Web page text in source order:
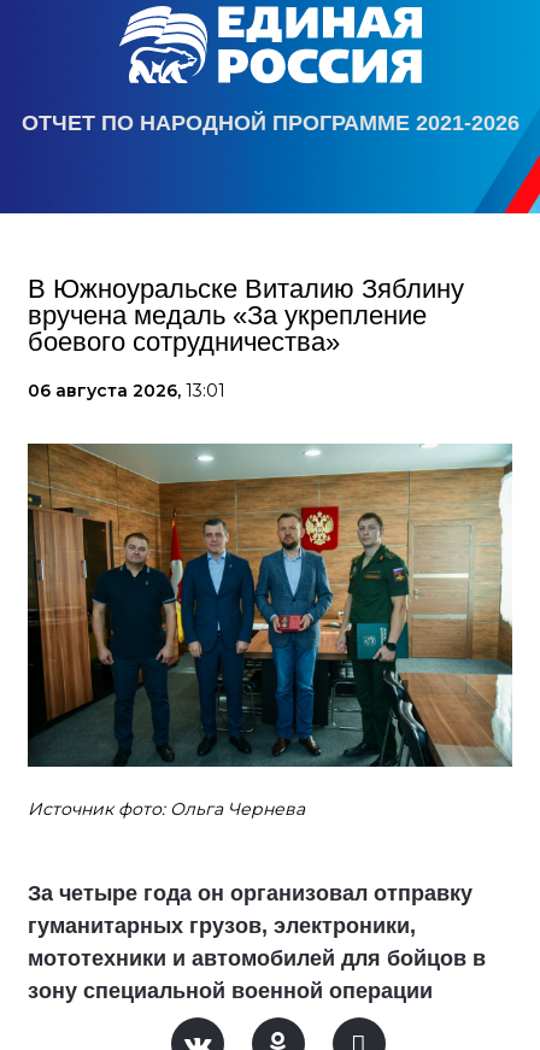
ОТЧЕТ ПО НАРОДНОЙ ПРОГРАММЕ 2021-2026
В Южноуральске Виталию Зяблину
вручена медаль «За укрепление
боевого сотрудничества»
06 августа 2026, 13:01
Источник фото: Ольга Чернева
За четыре года он организовал отправку
гуманитарных грузов, электроники,
мототехники и автомобилей для бойцов в
зону специальной военной операции